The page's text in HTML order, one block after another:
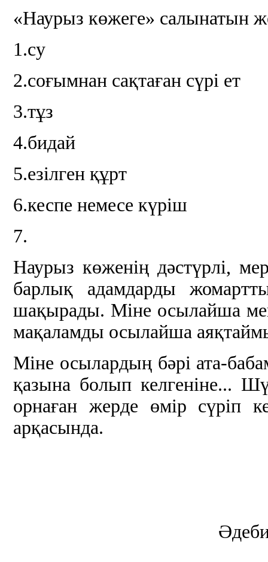
«Наурыз көжеге» салынатын
1.су
2.соғымнан сақтаған сүрі ет
3.тұз
4.бидай
5.езілген құрт
6.кеспе немесе күріш
7.
Наурыз көженің дәстүрлі,
барлық адамдарды
шақырады. Міне осылайша
мақаламды осылайша
Міне осылардың бәрі ата-
қазына болып келгеніне...
орнаған жерде өмір сүріп
арқасында.